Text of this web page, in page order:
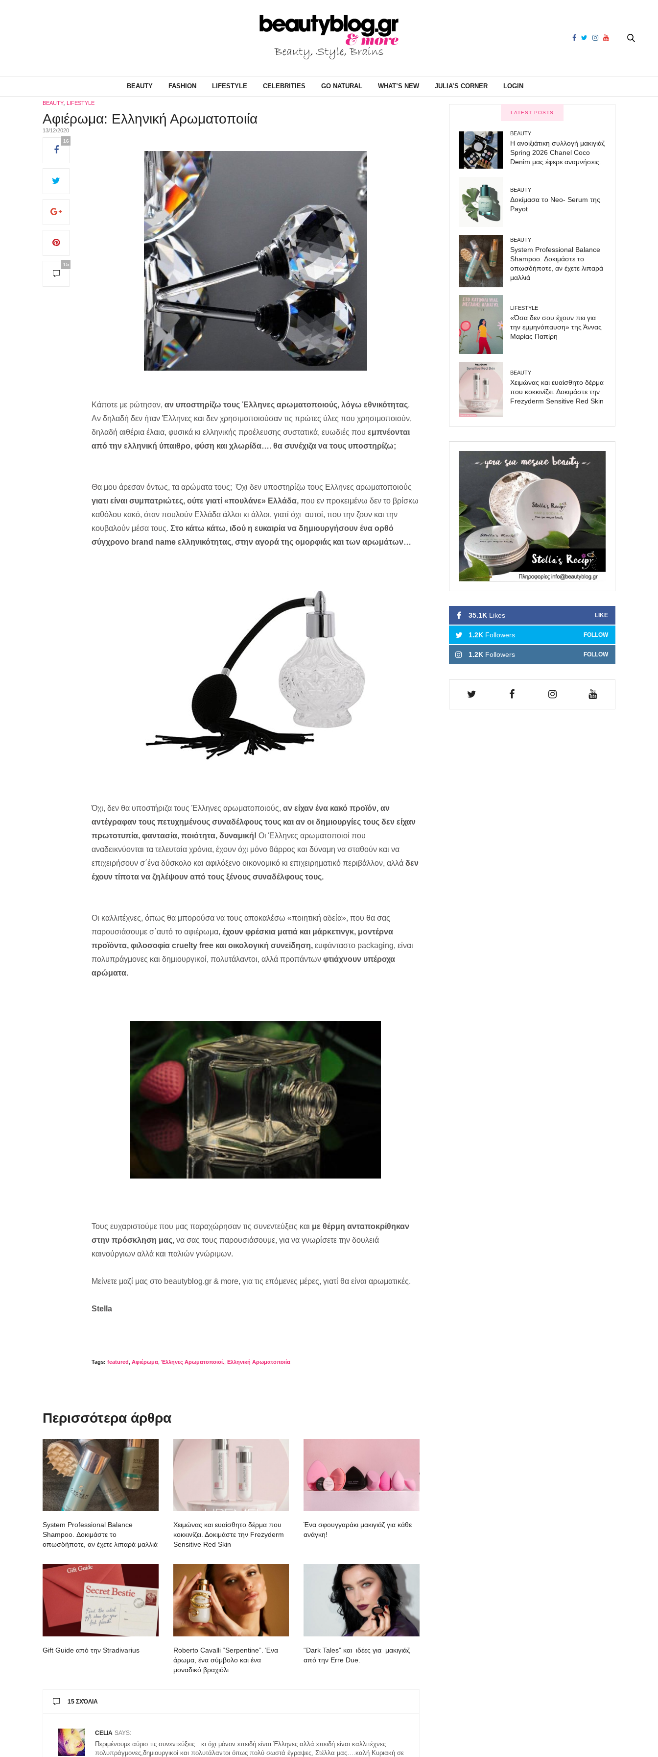
BEAUTY FASHION LIFESTYLE CELEBRITIES GO NATURAL WHAT’S NEW JULIA’S CORNER LOGIN
BEAUTY LIFESTYLE
Αφιέρωμα: Ελληνική Αρωματοποιία
13/12/2020
16
15
Κάποτε με ρώτησαν, αν υποστηρίζω τους Έλληνες αρωματοποιούς, λόγω εθνικότητας.
Αν δηλαδή δεν ήταν Έλληνες και δεν χρησιμοποιούσαν τις πρώτες ύλες που χρησιμοποιούν,
δηλαδή αιθέρια έλαια, φυσικά κι ελληνικής προέλευσης συστατικά, ευωδιές που εμπνέονται
από την ελληνική ύπαιθρο, φύση και χλωρίδα…. θα συνέχιζα να τους υποστηρίζω;
Θα μου άρεσαν όντως, τα αρώματα τους; Όχι δεν υποστηρίζω τους Eλληνες αρωματοποιούς
γιατι είναι συμπατριώτες, ούτε γιατί «πουλάνε» Ελλάδα, που εν προκειμένω δεν το βρίσκω
καθόλου κακό, όταν πουλούν Ελλάδα άλλοι κι άλλοι, γιατί όχι αυτοί, που την ζουν και την
κουβαλούν μέσα τους. Στο κάτω κάτω, ιδού η ευκαιρία να δημιουργήσουν ένα ορθό
σύγχρονο brand name ελληνικότητας, στην αγορά της ομορφιάς και των αρωμάτων…
Όχι, δεν θα υποστήριζα τους Έλληνες αρωματοποιούς, αν είχαν ένα κακό προϊόν, αν
αντέγραφαν τους πετυχημένους συναδέλφους τους και αν οι δημιουργίες τους δεν είχαν
πρωτοτυπία, φαντασία, ποιότητα, δυναμική! Οι Έλληνες αρωματοποιοί που
αναδεικνύονται τα τελευταία χρόνια, έχουν όχι μόνο θάρρος και δύναμη να σταθούν και να
επιχειρήσουν σ΄ένα δύσκολο και αφιλόξενο οικονομικό κι επιχειρηματικό περιβάλλον, αλλά δεν
έχουν τίποτα να ζηλέψουν από τους ξένους συναδέλφους τους.
Οι καλλιτέχνες, όπως θα μπορούσα να τους αποκαλέσω «ποιητική αδεία», που θα σας
παρουσιάσουμε σ΄αυτό το αφιέρωμα, έχουν φρέσκια ματιά και μάρκετινγκ, μοντέρνα
προϊόντα, φιλοσοφία cruelty free και οικολογική συνείδηση, ευφάνταστο packaging, είναι
πολυπράγμονες και δημιουργικοί, πολυτάλαντοι, αλλά προπάντων φτιάχνουν υπέροχα
αρώματα.
Τους ευχαριστούμε που μας παραχώρησαν τις συνεντεύξεις και με θέρμη ανταποκρίθηκαν
στην πρόσκληση μας, να σας τους παρουσιάσουμε, για να γνωρίσετε την δουλειά
καινούργιων αλλά και παλιών γνώριμων.
Μείνετε μαζί μας στο beautyblog.gr & more, για τις επόμενες μέρες, γιατί θα είναι αρωματικές.
Stella
Tags: featured Αφιέρωμα Έλληνες Αρωματοποιοί. Ελληνική Αρωματοποιία
Περισσότερα άρθρα
System Professional Balance
Shampoo. Δοκιμάστε το
οπωσδήποτε, αν έχετε λιπαρά μαλλιά
Χειμώνας και ευαίσθητο δέρμα που
κοκκινίζει. Δοκιμάστε την Frezyderm
Sensitive Red Skin
Ένα σφουγγαράκι μακιγιάζ για κάθε
ανάγκη!
Gift Guide από την Stradivarius
Roberto Cavalli “Serpentine”. Ένα
άρωμα, ένα σύμβολο και ένα
μοναδικό βραχιόλι
“Dark Tales” και ιδέες για μακιγιάζ
από την Erre Due.
15 ΣΧΌΛΙΑ
CELIA SAYS:
Περιμένουμε αύριο τις συνεντεύξεις…κι όχι μόνον επειδή είναι Έλληνες αλλά επειδή είναι καλλιτέχνες
πολυπράγμονες,δημιουργικοί και πολυτάλαντοι όπως πολύ σωστά έγραψες, Στέλλα μας….καλή Κυριακή σε
LATEST POSTS
BEAUTY
Η ανοιξιάτικη συλλογή μακιγιάζ
Spring 2026 Chanel Coco
Denim μας έφερε αναμνήσεις.
BEAUTY
Δοκίμασα το Neo- Serum της
Payot
BEAUTY
System Professional Balance
Shampoo. Δοκιμάστε το
οπωσδήποτε, αν έχετε λιπαρά
μαλλιά
LIFESTYLE
«Όσα δεν σου έχουν πει για
την εμμηνόπαυση» της Άννας
Μαρίας Παπίρη
BEAUTY
Χειμώνας και ευαίσθητο δέρμα
που κοκκινίζει. Δοκιμάστε την
Frezyderm Sensitive Red Skin
35.1K Likes LIKE
1.2K Followers FOLLOW
1.2K Followers FOLLOW